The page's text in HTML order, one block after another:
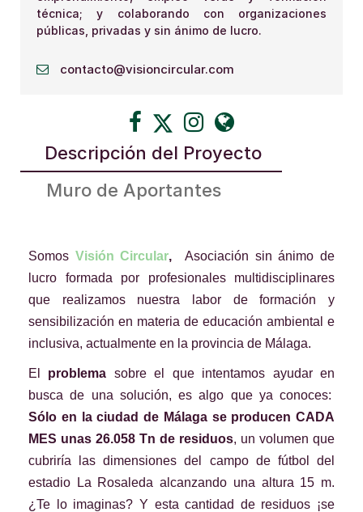
Descripción del Proyecto
Muro de Aportantes
Somos Visión Circular,
Asociación sin ánimo de
lucro formada por profesionales multidisciplinares
que realizamos nuestra labor de formación y
sensibilización en materia de educación ambiental e
inclusiva, actualmente en la provincia de Málaga.
El problema sobre el que intentamos ayudar en
busca de una solución, es algo que ya conoces:
Sólo en la ciudad de Málaga se producen CADA
MES unas 26.058 Tn de residuos, un volumen que
cubriría las dimensiones del campo de fútbol del
estadio La Rosaleda alcanzando una altura 15 m.
¿Te lo imaginas? Y esta cantidad de residuos ¡se
técnica; y colaborando con organizaciones
públicas, privadas y sin ánimo de lucro.
contacto@visioncircular.com